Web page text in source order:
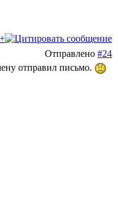
Отправлено #24
отправил письмо.